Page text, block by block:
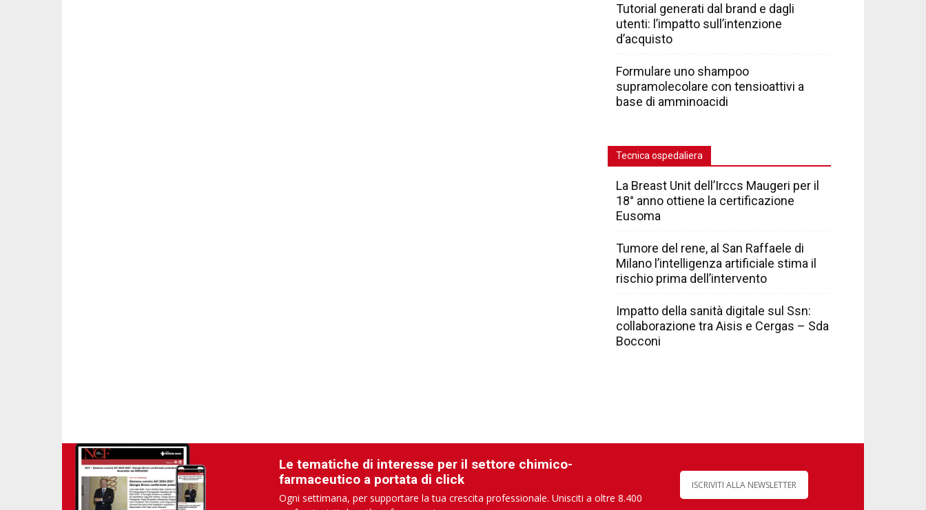
Tutorial generati dal brand e dagli
utenti: l’impatto sull’intenzione
d’acquisto
Formulare uno shampoo
supramolecolare con tensioattivi a
base di amminoacidi
Tecnica ospedaliera
La Breast Unit dell’Irccs Maugeri per il
18° anno ottiene la certificazione
Eusoma
Tumore del rene, al San Raffaele di
Milano l’intelligenza artificiale stima il
rischio prima dell’intervento
Impatto della sanità digitale sul Ssn:
collaborazione tra Aisis e Cergas – Sda
Bocconi
Le tematiche di interesse per il settore chimico-
farmaceutico a portata di click
Ogni settimana, per supportare la tua crescita professionale. Unisciti a oltre 8.400
ISCRIVITI ALLA NEWSLETTER